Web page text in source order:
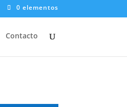
0 elementos
Contacto